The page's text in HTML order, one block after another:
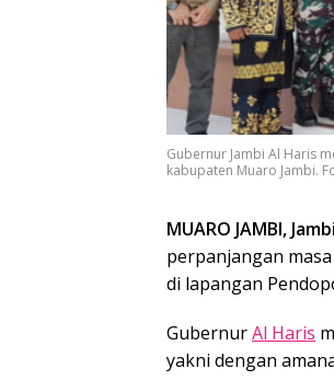
Gubernur Jambi Al Haris
kabupaten Muaro Jambi.
MUARO JAMBI,
perpanjangan
di lapangan
GubernurAl Haris
yakni dengan